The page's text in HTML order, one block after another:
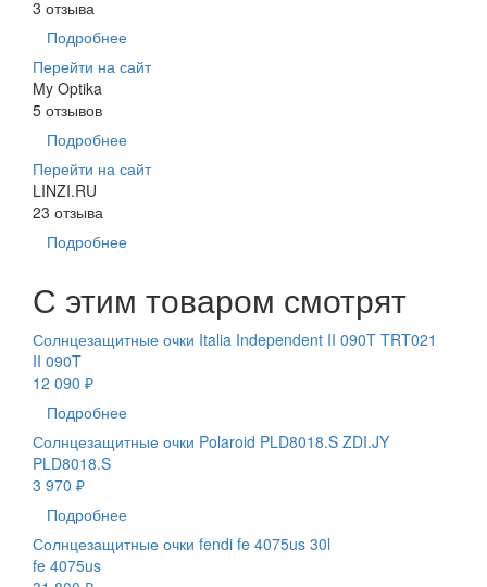
3 отзыва
Подробнее
Перейти на сайт
My Optika
5 отзывов
Подробнее
Перейти на сайт
LINZI.RU
23 отзыва
Подробнее
С этим товаром смотрят
Солнцезащитные очки Italia Independent II 090T TRT021
II 090T
12 090 ₽
Подробнее
Солнцезащитные очки Polaroid PLD8018.S ZDI.JY
PLD8018.S
3 970 ₽
Подробнее
Солнцезащитные очки fendi fe 4075us 30l
fe 4075us